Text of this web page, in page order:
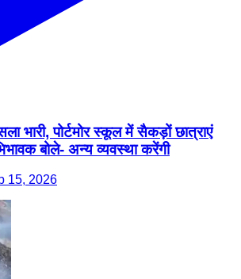
भारी, पोर्टमोर स्कूल में सैकड़ों छात्राएं
बोले- अन्य व्यवस्था करेंगी
15, 2026